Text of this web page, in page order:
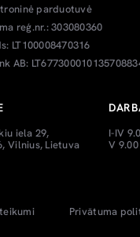
parduotuvė
reģ.nr.: 303080360
LT100008470316
AB:
iela 29,
Vilnius, Lietuva
I-IV
V
Privātuma